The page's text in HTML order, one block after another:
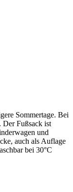
Sommertage. Bei
Der Fußsack ist
und
auch als Auflage
bei 30°C